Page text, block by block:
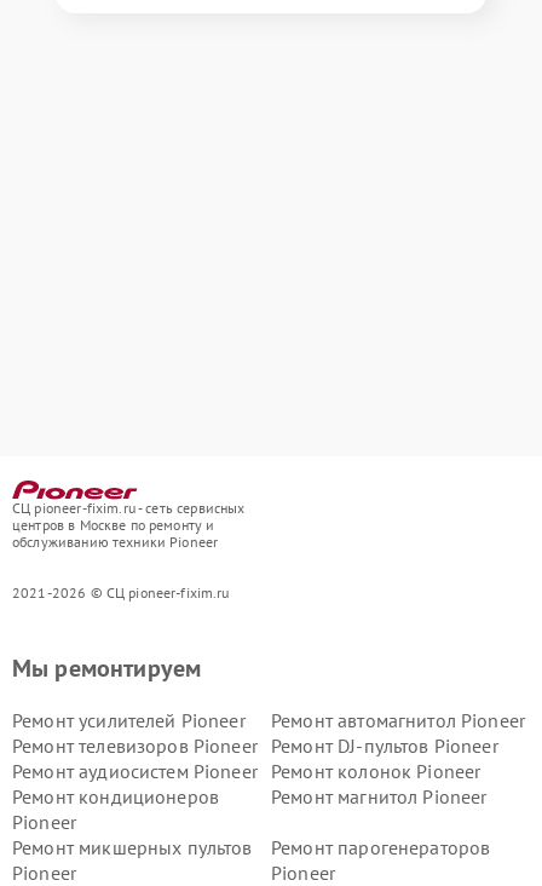
СЦ pioneer-fixim.ru - сеть сервисных
центров в Москве по ремонту и
обслуживанию техники Pioneer
2021-2026 © СЦ pioneer-fixim.ru
Мы ремонтируем
Ремонт усилителей Pioneer
Ремонт автомагнитол Pioneer
Ремонт телевизоров Pioneer
Ремонт DJ-пультов Pioneer
Ремонт аудиосистем Pioneer
Ремонт колонок Pioneer
Ремонт кондиционеров
Pioneer
Ремонт магнитол Pioneer
Ремонт микшерных пультов
Pioneer
Ремонт парогенераторов
Pioneer